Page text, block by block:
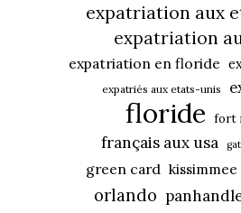
expatriation aux
expatriation
expatriation en floride
expatriés aux etats-unis
floride fort
français aux usa
green card kissimmee
orlando